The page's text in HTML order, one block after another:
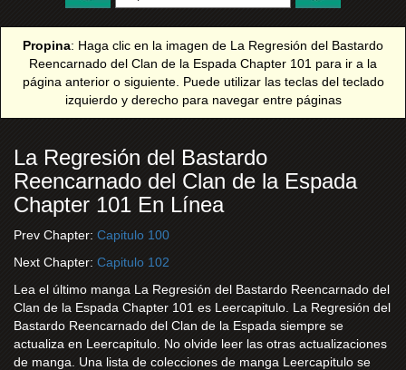
Propina: Haga clic en la imagen de La Regresión del Bastardo
Reencarnado del Clan de la Espada Chapter 101 para ir a la
página anterior o siguiente. Puede utilizar las teclas del teclado
izquierdo y derecho para navegar entre páginas
La Regresión del Bastardo
Reencarnado del Clan de la Espada
Chapter 101 En Línea
Prev Chapter: Capitulo 100
Next Chapter: Capitulo 102
Lea el último manga La Regresión del Bastardo Reencarnado del
Clan de la Espada Chapter 101 es Leercapitulo. La Regresión del
Bastardo Reencarnado del Clan de la Espada siempre se
actualiza en Leercapitulo. No olvide leer las otras actualizaciones
de manga. Una lista de colecciones de manga Leercapitulo se